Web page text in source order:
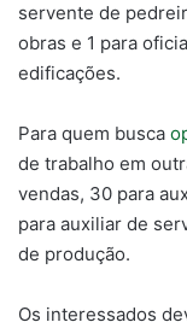
servente de
obras e 1 para
edificações.
Para quem busca
de trabalho em
vendas, 30 para
para auxiliar de
de produção.
Os interessados